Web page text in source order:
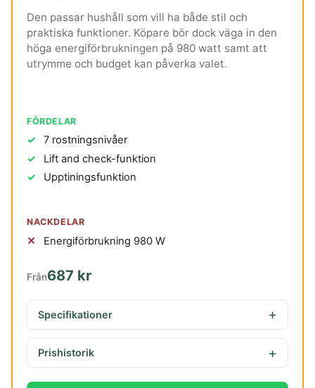
Den passar hushåll som vill ha både stil och
praktiska funktioner. Köpare bör dock väga in den
höga energiförbrukningen på 980 watt samt att
utrymme och budget kan påverka valet.
FÖRDELAR
7 rostningsnivåer
Lift and check-funktion
Upptiningsfunktion
NACKDELAR
Energiförbrukning 980 W
Från687 kr
Specifikationer
Prishistorik